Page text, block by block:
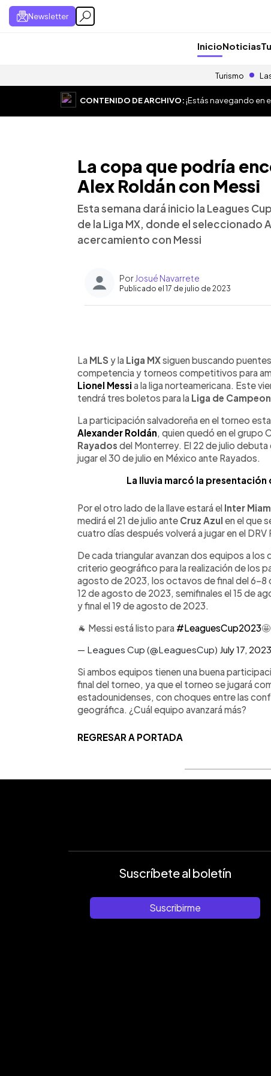
Newsletter
InicioNoticias
Turismo
CONTENIDO DE ARCHIVO:¡Estás navegando en
La copa que podría
Alex Roldán con Messi
Esta semana dará inicio la Leagues
de la Liga MX, donde el seleccionado
acercamiento con Messi
Por Josué Navarrete
Publicado el 17 de julio de 2023
► Escuchar artículo
La MLS y la Liga MXsiguen buscando
competencia y torneos competitivos para
Lionel Messi a la liga norteamericana. Este
tendrá tres boletos para la Liga de
La participación salvadoreña en el torneo
Alexander Roldán, quien quedó en el grupo
Rayados del Monterrey. El 22 de julio debuta
jugar el 30 de julio en México ante Rayados.
La lluvia marcó la presentación
Por el otro lado de la llave estará el Inter
medirá el 21 de julio ante Cruz Azul en el que
cuatro días después volverá a jugar en el DRV
De cada triangular avanzan dos equipos a
criterio geográfico para la realización de los
agosto de 2023, los octavos de final del 6–8
12 de agosto de 2023, semifinales el 15 de
y final el 19 de agosto de 2023.
🐐 Messi está listo para #LeaguesCup2023🤩
— Leagues Cup (@LeaguesCup) July 17, 2023
Si ambos equipos tienen una buena
final del torneo, ya que el torneo se jugará
estadounidenses, con choques entre las
geográfica. ¿Cuál equipo avanzará más?
REGRESAR A PORTADA
Suscríbete al boletín
Suscribirme